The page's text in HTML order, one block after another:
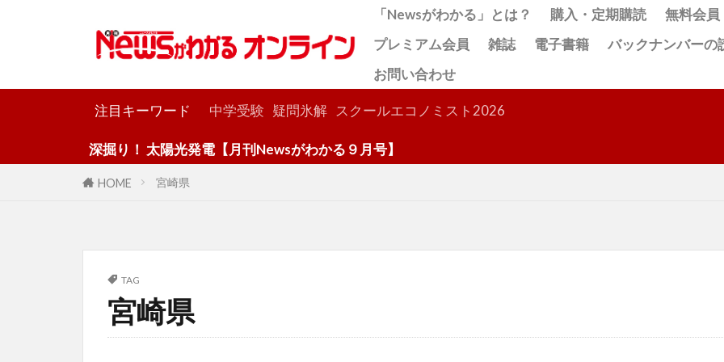
「Newsがわかる」とは？ 購入・定期購読
無料会員
プレミアム会員
雑誌 電子書籍
バックナンバーの
お問い合わせ
注目キーワード 中学受験 疑問氷解 スクールエコノミスト2026
深掘り！ 太陽光発電【月刊Newsがわかる９月号】
HOME 宮崎県
TAG
宮崎県
検索